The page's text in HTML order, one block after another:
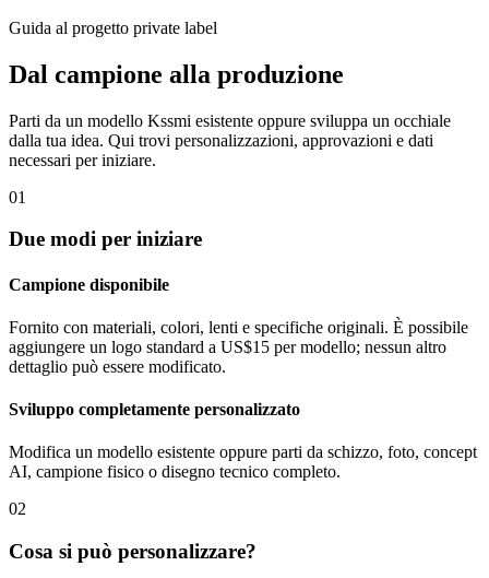
Guida al progetto private label
Dal campione alla produzione
Parti da un modello Kssmi esistente oppure sviluppa un occhiale
dalla tua idea. Qui trovi personalizzazioni, approvazioni e dati
necessari per iniziare.
01
Due modi per iniziare
Campione disponibile
Fornito con materiali, colori, lenti e specifiche originali. È possibile
aggiungere un logo standard a US$15 per modello; nessun altro
dettaglio può essere modificato.
Sviluppo completamente personalizzato
Modifica un modello esistente oppure parti da schizzo, foto, concept
AI, campione fisico o disegno tecnico completo.
02
Cosa si può personalizzare?